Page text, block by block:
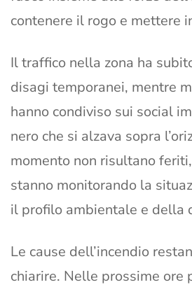
contenere il rogo e mettere
Il traffico nella zona ha
disagi temporanei, mentre
hanno condiviso sui social
nero che si alzava sopra
momento non risultano
stanno monitorando la
il profilo ambientale e della
Le cause dell’incendio
chiarire. Nelle prossime ore